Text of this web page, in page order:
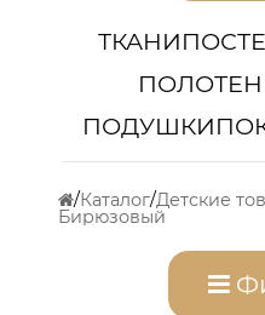
ТКАНИ
ПОДУШКИ
Каталог Детские
Бирюзовый